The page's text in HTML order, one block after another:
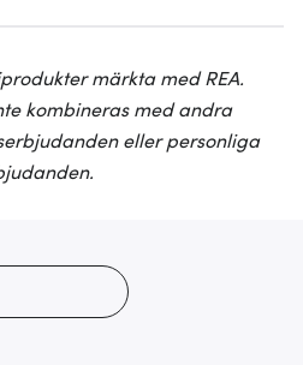
märkta med REA.
kombineras med andra
eller personliga